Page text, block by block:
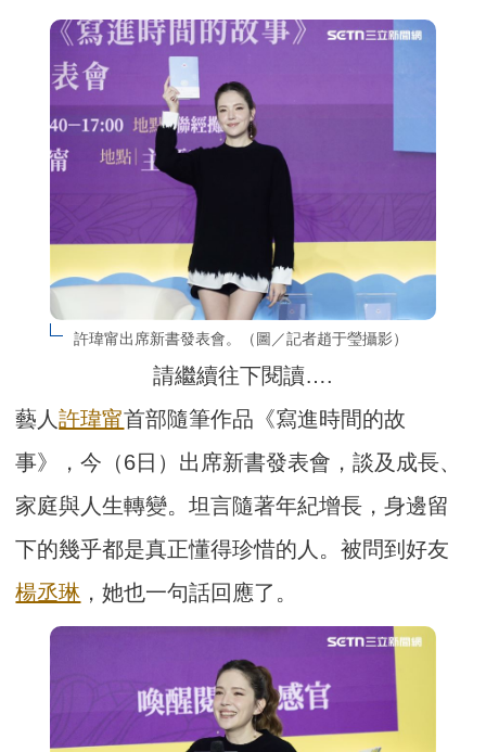
許瑋甯出席新書發表會。（圖／記者趙于瑩攝影）
請繼續往下閱讀….
藝人許瑋甯首部隨筆作品《寫進時間的故
事》，今（6日）出席新書發表會，談及成長、
家庭與人生轉變。坦言隨著年紀增長，身邊留
下的幾乎都是真正懂得珍惜的人。被問到好友
楊丞琳 ，她也一句話回應了。